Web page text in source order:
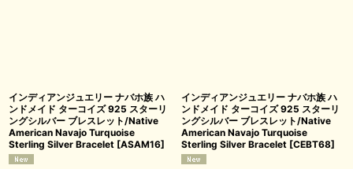
インディアンジュエリー ナバホ族 ハ
ンドメイド ターコイズ 925 スターリ
ングシルバー ブレスレット/Native
American Navajo Turquoise
Sterling Silver Bracelet [ASAM16]
インディアンジュエリー ナバホ族 ハ
ンドメイド ターコイズ 925 スターリ
ングシルバー ブレスレット/Native
American Navajo Turquoise
Sterling Silver Bracelet [CEBT68]